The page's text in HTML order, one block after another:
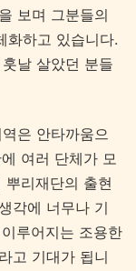
보며 그분들의
화하고 있습니다.
날 살았던 분들
은 안타까움으
여러 단체가 모
리재단의 출현
각에 너무나 기
루어지는 조용한
고 기대가 됩니